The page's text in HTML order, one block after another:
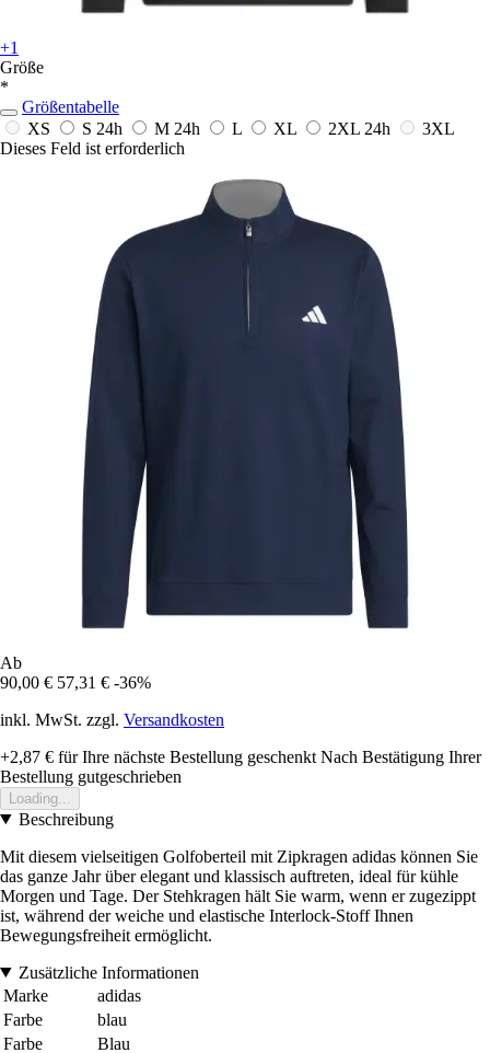
+1
Größe
*
Größentabelle
XS
S 24h M 24h L XL 2XL 24h
3XL
Dieses Feld ist erforderlich
Ab
90,00 € 57,31 € -36%
inkl. MwSt. zzgl. Versandkosten
+2,87 € für Ihre nächste Bestellung geschenkt Nach Bestätigung Ihrer
Bestellung gutgeschrieben
Loading...
Beschreibung
Mit diesem vielseitigen Golfoberteil mit Zipkragen adidas können Sie
das ganze Jahr über elegant und klassisch auftreten, ideal für kühle
Morgen und Tage. Der Stehkragen hält Sie warm, wenn er zugezippt
ist, während der weiche und elastische Interlock-Stoff Ihnen
Bewegungsfreiheit ermöglicht.
Zusätzliche Informationen
Marke
adidas
Farbe
blau
Farbe
Blau